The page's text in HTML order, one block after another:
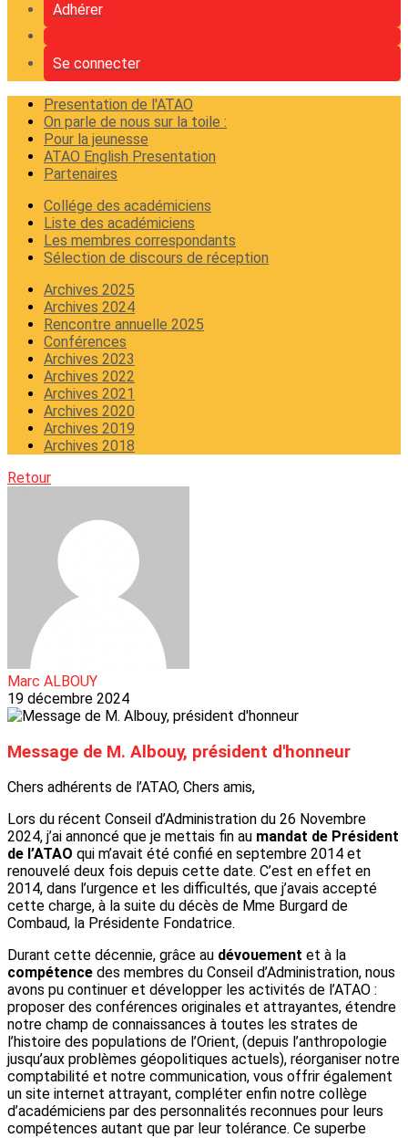
Adhérer
Se connecter
Presentation de l'ATAO
On parle de nous sur la toile :
Pour la jeunesse
ATAO English Presentation
Partenaires
Collége des académiciens
Liste des académiciens
Les membres correspondants
Sélection de discours de réception
Archives 2025
Archives 2024
Rencontre annuelle 2025
Conférences
Archives 2023
Archives 2022
Archives 2021
Archives 2020
Archives 2019
Archives 2018
Retour
Marc ALBOUY
19 décembre 2024
Message de M. Albouy, président d'honneur
Chers adhérents de l’ATAO, Chers amis,
Lors du récent Conseil d’Administration du 26 Novembre
2024, j’ai annoncé que je mettais fin au mandat de Président
de l’ATAO qui m’avait été confié en septembre 2014 et
renouvelé deux fois depuis cette date. C’est en effet en
2014, dans l’urgence et les difficultés, que j’avais accepté
cette charge, à la suite du décès de Mme Burgard de
Combaud, la Présidente Fondatrice.
Durant cette décennie, grâce au dévouement et à la
compétence des membres du Conseil d’Administration, nous
avons pu continuer et développer les activités de l’ATAO :
proposer des conférences originales et attrayantes, étendre
notre champ de connaissances à toutes les strates de
l’histoire des populations de l’Orient, (depuis l’anthropologie
jusqu’aux problèmes géopolitiques actuels), réorganiser notre
comptabilité et notre communication, vous offrir également
un site internet attrayant, compléter enfin notre collège
d’académiciens par des personnalités reconnues pour leurs
compétences autant que par leur tolérance. Ce superbe